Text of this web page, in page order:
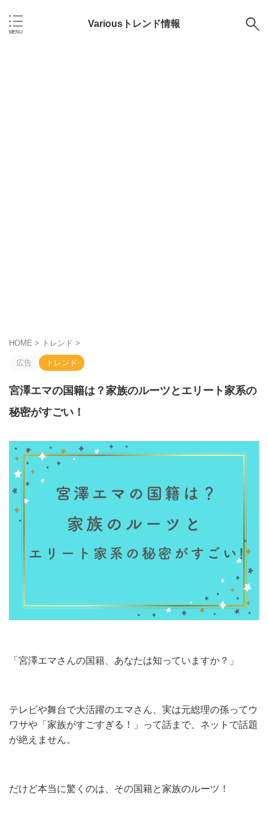
Variousトレンド情報
HOME > トレンド >
広告 トレンド
宮澤エマの国籍は？家族のルーツとエリート家系の
秘密がすごい！
「宮澤エマさんの国籍、あなたは知っていますか？」
テレビや舞台で大活躍のエマさん、実は元総理の孫ってウ
ワサや「家族がすごすぎる！」って話まで、ネットで話題
が絶えません。
だけど本当に驚くのは、その国籍と家族のルーツ！